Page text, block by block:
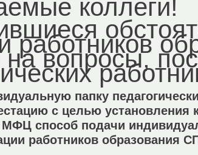
коллеги!
работников
на вопросы,
папку
с целью установления
МФЦ способ подачи
работников образования